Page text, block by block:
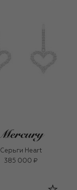
Серьги Heart
385 000 ₽